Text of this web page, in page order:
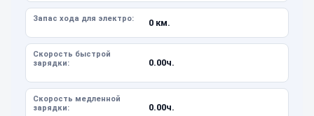
Запас хода для электро: 0 км.
Скорость быстрой
зарядки:
0.00ч.
Скорость медленной
зарядки:
0.00ч.